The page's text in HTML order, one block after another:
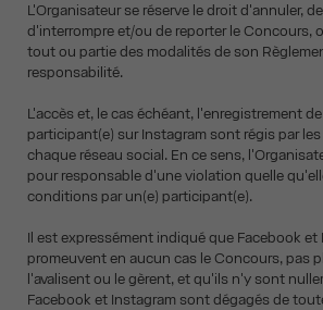
L'Organisateur se réserve le droit d'annuler,
d'interrompre et/ou de reporter le Concours,
tout ou partie des modalités de son
responsabilité.
L'accès et, le cas échéant, l'enregistrement
participant(e) sur Instagram sont régis par
chaque réseau social. En ce sens,
pour responsable d'une violation quelle
conditions par un(e) participant(e).
Il est expressément indiqué que Facebook et
promeuvent en aucun cas le Concours, pas
l'avalisent ou le gèrent, et qu'ils n'y sont
Facebook et Instagram sont dégagés de